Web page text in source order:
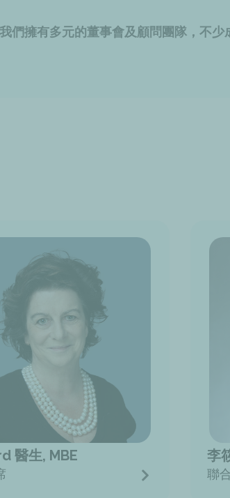
我們擁有多元的董事會及顧問團隊，不少
醫生, MBE 李
聯